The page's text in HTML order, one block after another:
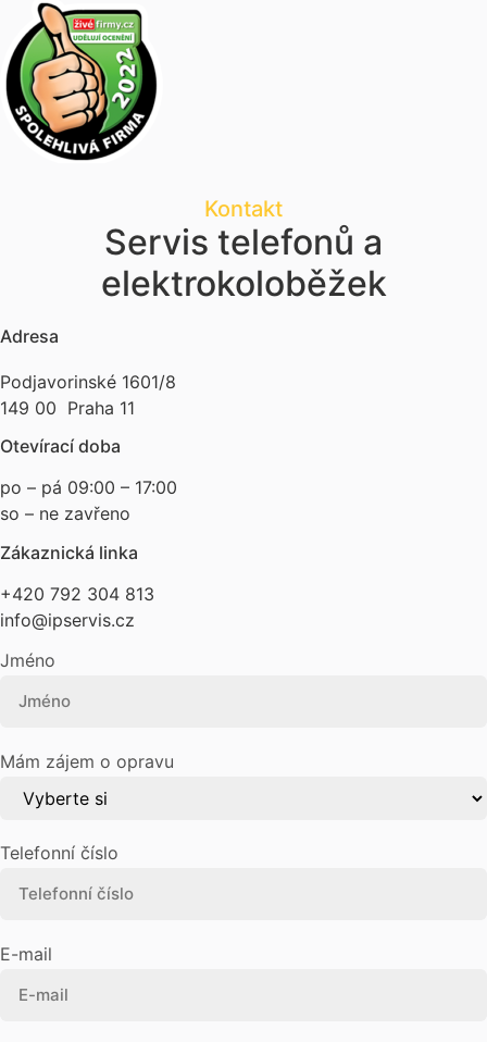
Kontakt
Servis telefonů a
elektrokoloběžek
Adresa
Podjavorinské 1601/8
149 00 Praha 11
Otevírací doba
po – pá 09:00 – 17:00
so – ne zavřeno
Zákaznická linka
+420 792 304 813
info@ipservis.cz
Jméno
Mám zájem o opravu
Telefonní číslo
E-mail